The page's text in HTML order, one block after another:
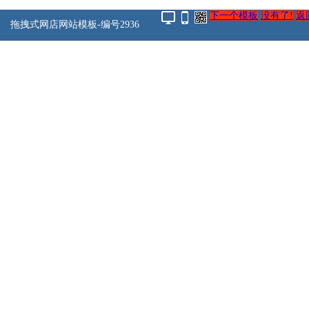
拖拽式网店网站模板-编号2936
下一个模板 没有了! 返